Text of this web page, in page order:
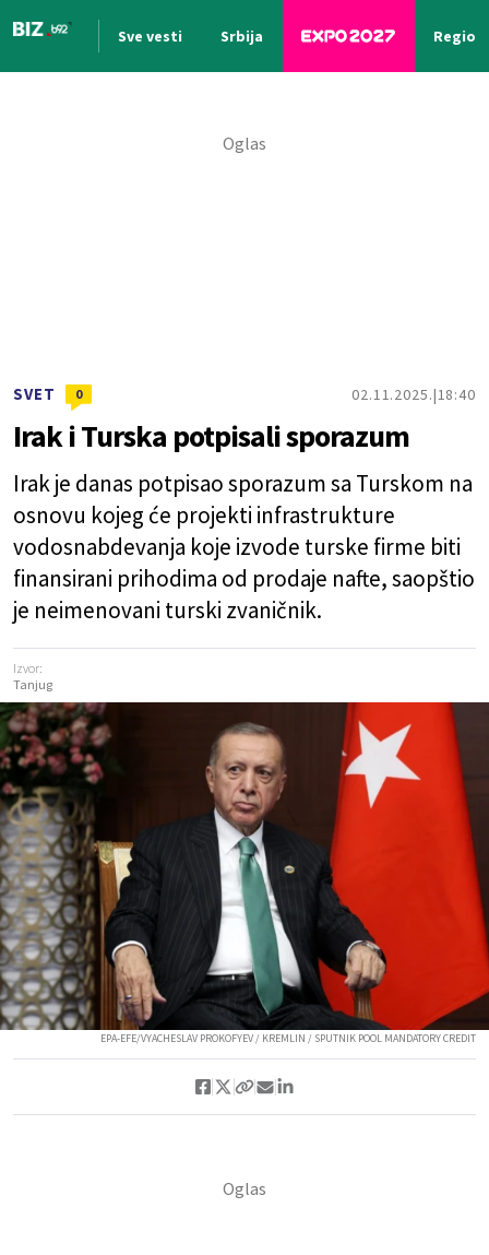
Sve vesti Srbija Region
SVET 0 02.11.2025. 18:40
Irak i Turska potpisali sporazum
Irak je danas potpisao sporazum sa Turskom na
osnovu kojeg će projekti infrastrukture
vodosnabdevanja koje izvode turske firme biti
finansirani prihodima od prodaje nafte, saopštio
je neimenovani turski zvaničnik.
Izvor:
Tanjug
EPA-EFE/VYACHESLAV PROKOFYEV / KREMLIN / SPUTNIK POOL MANDATORY CREDIT